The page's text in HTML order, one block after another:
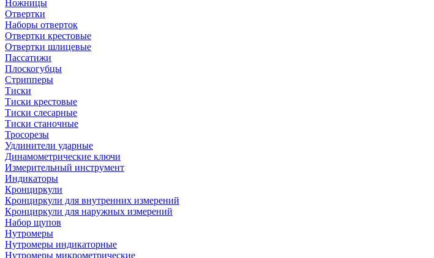
Ножницы
Отвертки
Наборы отверток
Отвертки крестовые
Отвертки шлицевые
Пассатижи
Плоскогубцы
Стрипперы
Тиски
Тиски крестовые
Тиски слесарные
Тиски станочные
Тросорезы
Удлинители ударные
Динамометрические ключи
Измерительный инструмент
Индикаторы
Кронциркули
Кронциркули для внутренних измерений
Кронциркули для наружных измерений
Набор щупов
Нутромеры
Нутромеры индикаторные
Нутромеры микрометрические